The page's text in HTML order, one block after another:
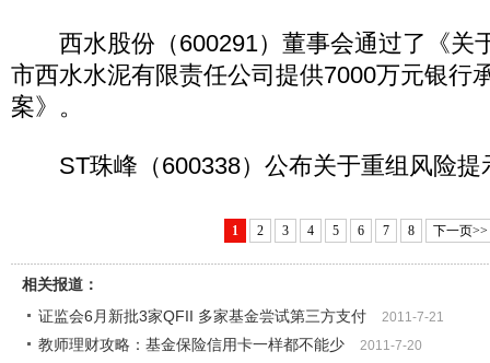
西水股份（600291）董事会通过了《关
市西水水泥有限责任公司提供7000万元银行
案》。
ST珠峰（600338）公布关于重组风险提
1 2 3 4 5 6 7 8 下一页>>
相关报道：
证监会6月新批3家QFII 多家基金尝试第三方支付
2011-7-21
教师理财攻略：基金保险信用卡一样都不能少 2011-7-20